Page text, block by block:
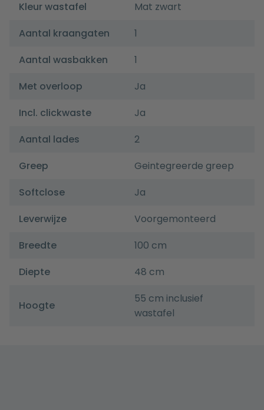
Kleur wastafel
Mat zwart
Aantal kraangaten
1
Aantal wasbakken
1
Met overloop
Ja
Incl. clickwaste
Ja
Aantal lades
2
Greep
Geintegreerde greep
Softclose
Ja
Leverwijze
Voorgemonteerd
Breedte
100 cm
Diepte
48 cm
Hoogte
55 cm inclusief
wastafel